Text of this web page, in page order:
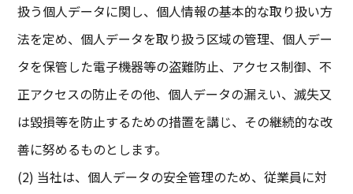
扱う個人データに関し、個人情報の基本的な取り扱い方
法を定め、個人データを取り扱う区域の管理、個人デー
タを保管した電子機器等の盗難防止、アクセス制御、不
正アクセスの防止その他、個人データの漏えい、滅失又
は毀損等を防止するための措置を講じ、その継続的な改
善に努めるものとします。
(2) 当社は、個人データの安全管理のため、従業員に対